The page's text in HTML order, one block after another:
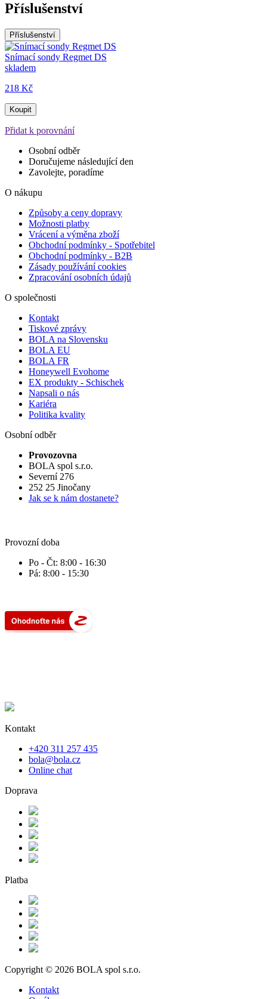
Příslušenství
Příslušenství
Snímací sondy Regmet DS
skladem
218 Kč
Koupit
Přidat k porovnání
Osobní odběr
Doručujeme následující den
Zavolejte, poradíme
O nákupu
Způsoby a ceny dopravy
Možnosti platby
Vrácení a výměna zboží
Obchodní podmínky - Spotřebitel
Obchodní podmínky - B2B
Zásady používání cookies
Zpracování osobních údajů
O společnosti
Kontakt
Tiskové zprávy
BOLA na Slovensku
BOLA EU
BOLA FR
Honeywell Evohome
EX produkty - Schischek
Napsali o nás
Kariéra
Politika kvality
Osobní odběr
Provozovna
BOLA spol s.r.o.
Severní 276
252 25 Jinočany
Jak se k nám dostanete?
Provozní doba
Po - Čt: 8:00 - 16:30
Pá: 8:00 - 15:30
Kontakt
+420 311 257 435
bola@bola.cz
Online chat
Doprava
Platba
Copyright © 2026 BOLA spol s.r.o.
Kontakt